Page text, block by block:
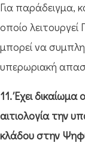
Για παράδειγμα,
οποίο
μπορεί να
υπερωριακή
11. Έχει
αιτιολογία την
κλάδου στην